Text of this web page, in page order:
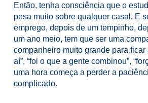
Então, tenha consciência que o
pesa muito sobre qualquer casal. E
emprego, depois de um tempinho,
um ano meio, tem que ser uma
companheiro muito grande para ficar
aí”, “foi o que a gente combinou”,
uma hora começa a perder a
complicado.